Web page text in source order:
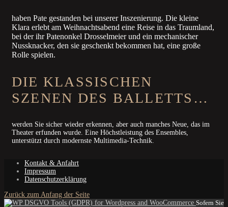
haben Pate gestanden bei unserer Inszenierung. Die kleine
Klara erlebt am Weihnachtsabend eine Reise in das Traumland,
bei der ihr Patenonkel Drosselmeier und ein mechanischer
Nussknacker, den sie geschenkt bekommen hat, eine große
Rolle spielen.
DIE KLASSISCHEN
SZENEN DES BALLETTS…
werden Sie sicher wieder erkennen, aber auch manches Neue, das im
Theater erfunden wurde. Eine Höchstleistung des Ensembles,
unterstützt durch modernste Multimedia-Technik.
Kontakt & Anfahrt
Impressum
Datenschutzerklärung
Zurück zum Anfang der Seite
Sofern Sie